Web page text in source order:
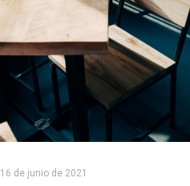
16 de junio de 2021